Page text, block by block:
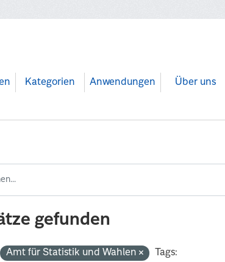
Kategorien Anwendungen Über uns
gefunden
Amt für Statistik und Wahlen
Tags: